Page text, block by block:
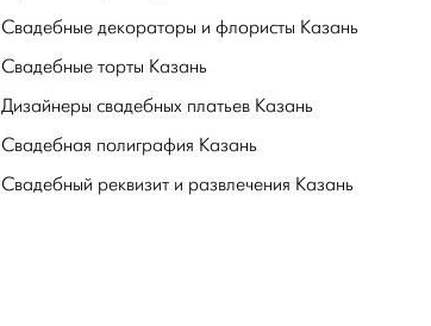
Свадебные декораторы и флористы Казань
Свадебные торты Казань
Дизайнеры свадебных платьев Казань
Свадебная полиграфия Казань
Свадебный реквизит и развлечения Казань